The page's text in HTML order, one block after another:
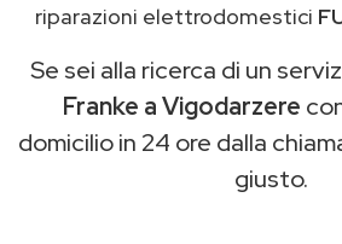
riparazioni elettrodomestici
Se sei alla ricerca di un
Franke a Vigodarzere
domicilio in 24 ore dalla
giusto.